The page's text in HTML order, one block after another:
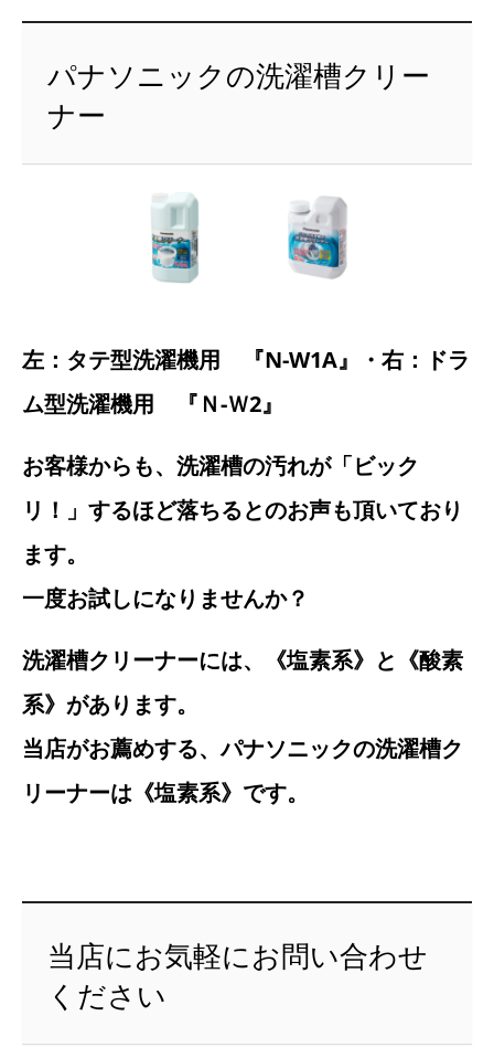
パナソニックの洗濯槽クリー
ナー
左：タテ型洗濯機用 『N-W1A』・右：ドラ
ム型洗濯機用 『Ｎ-Ｗ2』
お客様からも、洗濯槽の汚れが「ビック
リ！」するほど落ちるとのお声も頂いており
ます。
一度お試しになりませんか？
洗濯槽クリーナーには、《塩素系》と《酸素
系》があります。
当店がお薦めする、パナソニックの洗濯槽ク
リーナーは《塩素系》です。
当店にお気軽にお問い合わせ
ください